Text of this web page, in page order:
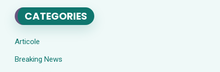
CATEGORIES
Articole
Breaking News